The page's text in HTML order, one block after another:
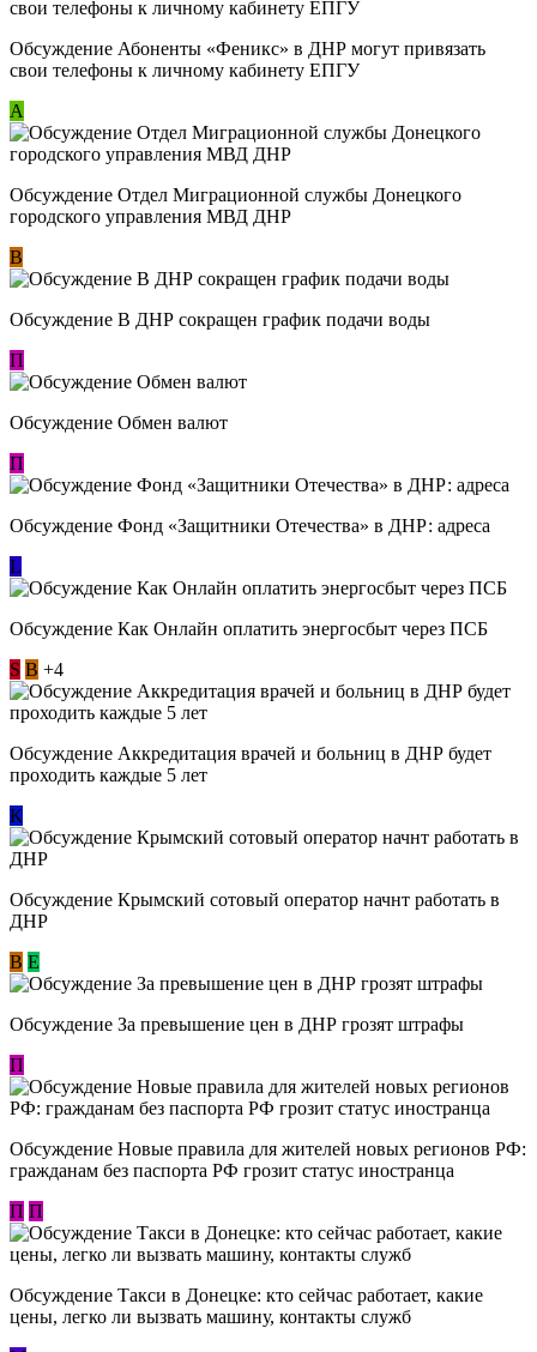
Обсуждение ​Абоненты «Феникс» в ДНР могут привязать
свои телефоны к личному кабинету ЕПГУ
А
Обсуждение Отдел Миграционной службы Донецкого
городского управления МВД ДНР
В
Обсуждение В ДНР сокращен график подачи воды
П
Обсуждение Обмен валют
П
Обсуждение Фонд «Защитники Отечества» в ДНР: адреса
L
Обсуждение ​Как Онлайн оплатить энергосбыт через ПСБ
S В +4
Обсуждение Аккредитация врачей и больниц в ДНР будет
проходить каждые 5 лет
К
Обсуждение Крымский сотовый оператор начнт работать в
ДНР
В E
Обсуждение За превышение цен в ДНР грозят штрафы
П
Обсуждение Новые правила для жителей новых регионов РФ:
гражданам без паспорта РФ грозит статус иностранца
П П
Обсуждение ​Такси в Донецке: кто сейчас работает, какие
цены, легко ли вызвать машину, контакты служб